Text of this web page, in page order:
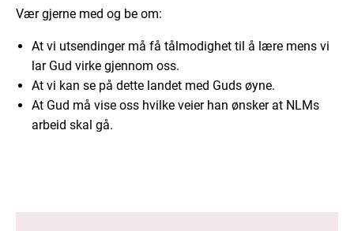
Vær gjerne med og be om:
At vi utsendinger må få tålmodighet til å lære mens vi
lar Gud virke gjennom oss.
At vi kan se på dette landet med Guds øyne.
At Gud må vise oss hvilke veier han ønsker at NLMs
arbeid skal gå.